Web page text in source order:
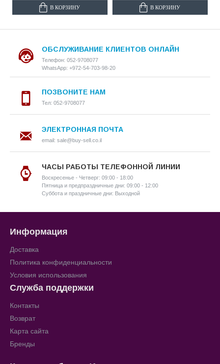
В КОРЗИНУ В КОРЗИНУ
ОБСЛУЖИВАНИЕ КЛИЕНТОВ ОНЛАЙН
Телефон: 052-9708077
WhatsApp: +972-54-703-98-20
ПОЗВОНИТЕ НАМ
Тел: 052-9708077
ЭЛЕКТРОННАЯ ПОЧТА
email: sale@buy-sell.co.il
ЧАСЫ РАБОТЫ ТЕЛЕФОННОЙ ЛИНИИ
Воскресенье - Четверг: 09:00 - 18:00
Пятница и предпраздничные дни: 09:00 - 12:00
Суббота и праздничные дни: Выходной
Информация
Доставка
Политика конфиденциальности
Условия использования
Служба поддержки
Контакты
Возврат
Карта сайта
Бренды